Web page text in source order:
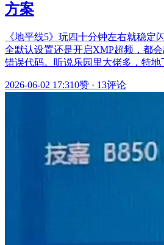
方案
《地平线5》玩四十分钟左右就稳定
全默认设置还是开启XMP超频，都
错误代码。听说乐园里大佬多，特
2026-06-02 17:310赞 · 13评论